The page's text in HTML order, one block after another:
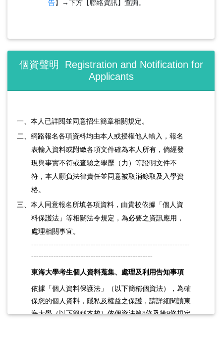
告】→下方【聯絡資訊】查詢。
個資聲明 Registration and Notification for
Applicants
一、本人已詳閱並同意招生簡章相關規定。
二、網路報名各項資料均由本人或授權他人輸入，報名
表輸入資料或附繳各項文件確為本人所有，倘經發
現與事實不符或查驗之學歷（力）等證明文件不
符，本人願負法律責任並同意被取消錄取及入學資
格。
三、本人同意報名所填各項資料，由貴校依據「個人資
料保護法」等相關法令規定，為必要之資訊應用，
處理相關事宜。
----------------------------------------------------------------
-------------------------------------------------
東海大學考生個人資料蒐集、處理及利用告知事項
依據「個人資料保護法」（以下簡稱個資法），為確
保您的個人資料，隱私及權益之保護，請詳細閱讀東
海大學（以下簡稱本校）依個資法第8條及第9條規定